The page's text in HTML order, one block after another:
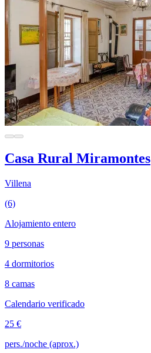
Casa Rural Miramontes
Villena
(6)
Alojamiento entero
9 personas
4 dormitorios
8 camas
Calendario verificado
25 €
pers./noche (aprox.)